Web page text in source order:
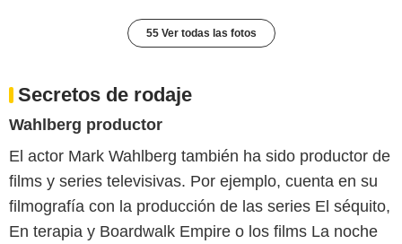
55 Ver todas las fotos
Secretos de rodaje
Wahlberg productor
El actor Mark Wahlberg también ha sido productor de
films y series televisivas. Por ejemplo, cuenta en su
filmografía con la producción de las series El séquito,
En terapia y Boardwalk Empire o los films La noche